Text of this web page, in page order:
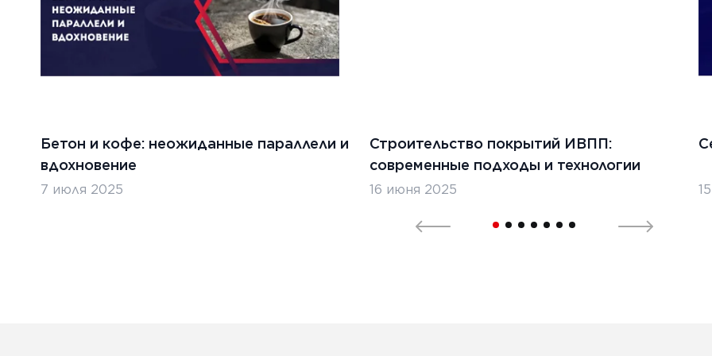
Бетон и кофе: неожиданные параллели и
вдохновение
7 июля 2025
Строительство покрытий ИВПП:
современные подходы и технологии
16 июня 2025